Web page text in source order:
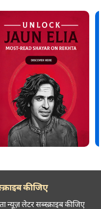
कीजिए
न्यूज़ लेटर सब्स्क्राइब कीजिए